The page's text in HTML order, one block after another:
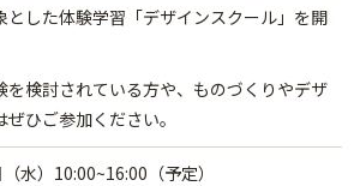
とした体験学習「デザインスクール」を開
を検討されている方や、ものづくりやデザ
ひご参加ください。
水）10:00~16:00（予定）